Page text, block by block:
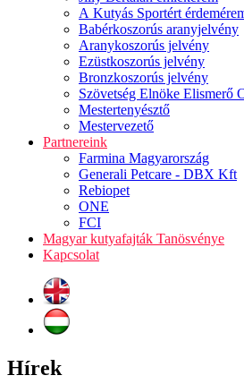
A Kutyás Sportért
Babérkoszorús aranyjelvény
Aranykoszorús jelvény
Ezüstkoszorús jelvény
Bronzkoszorús jelvény
Szövetség Elnöke Elismerő
Mestertenyésztő
Mestervezető
Partnereink
Farmina Magyarország
Generali Petcare - DBX Kft
Rebiopet
ONE
FCI
Magyar kutyafajták Tanösvénye
Kapcsolat
Hírek